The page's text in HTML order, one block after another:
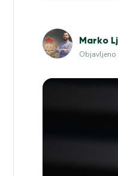
Marko
Objavljeno